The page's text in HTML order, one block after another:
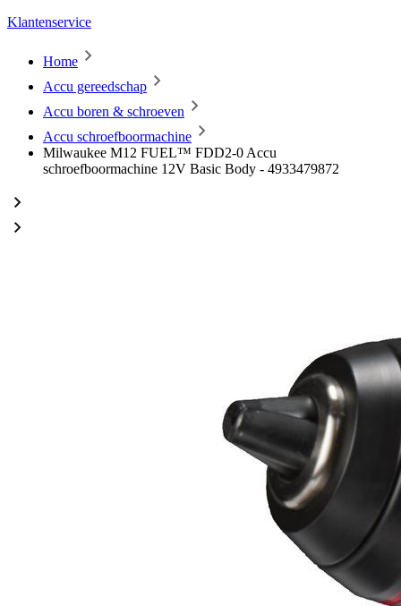
Klantenservice
Home
Accu gereedschap
Accu boren & schroeven
Accu schroefboormachine
Milwaukee M12 FUEL™ FDD2-0 Accu
schroefboormachine 12V Basic Body - 4933479872